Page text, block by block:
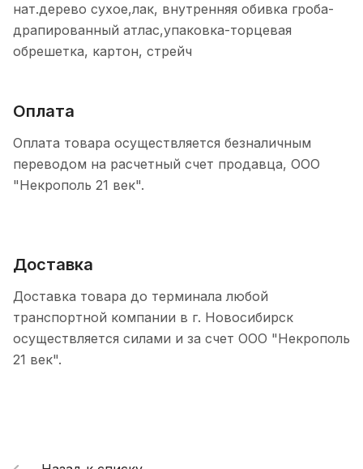
нат.дерево сухое,лак, внутренняя обивка гроба-
драпированный атлас,упаковка-торцевая
обрешетка, картон, стрейч
Оплата
Оплата товара осуществляется безналичным
переводом на расчетный счет продавца, ООО
"Некрополь 21 век".
Доставка
Доставка товара до терминала любой
транспортной компании в г. Новосибирск
осуществляется силами и за счет ООО "Некрополь
21 век".